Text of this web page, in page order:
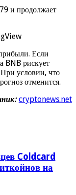
Если
BNB рискует
условии, что
отменится.
cryptonews.net
Coldcard
на